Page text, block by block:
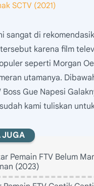
SCTV (2021)
sangat di
karena film
seperti Morgan
utamanya.
Boss Gue Napesi
kami tuliskan
JUGA
Pemain FTV Belum
(2023)